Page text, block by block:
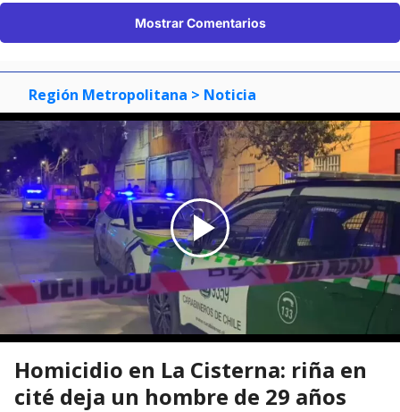
Mostrar Comentarios
Región Metropolitana > Noticia
Homicidio en La Cisterna: riña en
cité deja un hombre de 29 años